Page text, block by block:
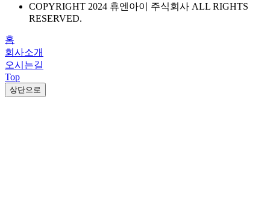
COPYRIGHT 2024 휴엔아이 주식회사 ALL RIGHTS
RESERVED.
홈
회사소개
오시는길
Top
상단으로